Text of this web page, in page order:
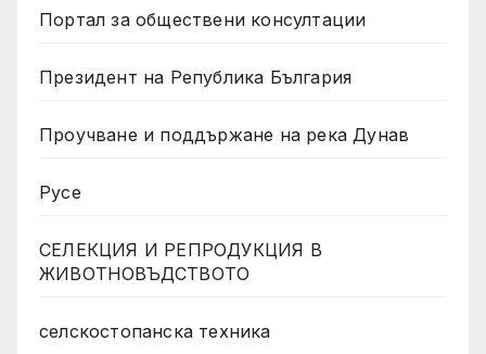
Портал за обществени консултации
Президент на Република България
Проучване и поддържане на река Дунав
Русе
СЕЛЕКЦИЯ И РЕПРОДУКЦИЯ В
ЖИВОТНОВЪДСТВОТО
селскостопанска техника